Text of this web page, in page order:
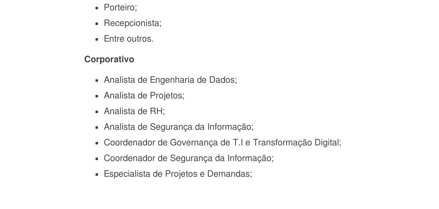
Porteiro;
Recepcionista;
Entre outros.
Corporativo
Analista de Engenharia de Dados;
Analista de Projetos;
Analista de RH;
Analista de Segurança da Informação;
Coordenador de Governança de T.I e Transformação Digital;
Coordenador de Segurança da Informação;
Especialista de Projetos e Demandas;